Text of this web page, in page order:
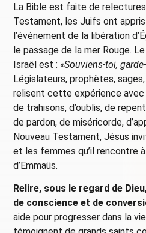
La Bible est faite de relectures.
Testament, les Juifs ont
l’événement de la libération
le passage de la mer Rouge.
Israël est :«Souviens-toi,
Législateurs, prophètes,
relisent cette expérience
de trahisons, d’oublis, de
de pardon, de miséricorde,
Nouveau Testament, Jésus
et les femmes qu’il rencontre
d’Emmaüs.
Relire, sous le regard de
de conscience et de
aide pour progresser dans la